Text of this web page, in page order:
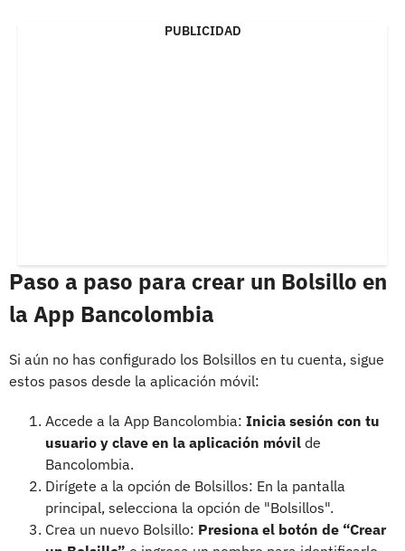
PUBLICIDAD
Paso a paso para crear un Bolsillo en
la App Bancolombia
Si aún no has configurado los Bolsillos en tu cuenta, sigue
estos pasos desde la aplicación móvil:
Accede a la App Bancolombia: Inicia sesión con tu
usuario y clave en la aplicación móvil de
Bancolombia.
Dirígete a la opción de Bolsillos: En la pantalla
principal, selecciona la opción de "Bolsillos".
Crea un nuevo Bolsillo: Presiona el botón de “Crear